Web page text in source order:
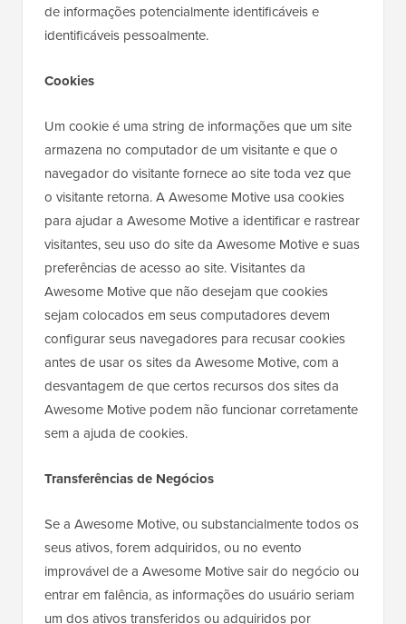
de informações potencialmente identificáveis e
identificáveis pessoalmente.
Cookies
Um cookie é uma string de informações que um site
armazena no computador de um visitante e que o
navegador do visitante fornece ao site toda vez que
o visitante retorna. A Awesome Motive usa cookies
para ajudar a Awesome Motive a identificar e rastrear
visitantes, seu uso do site da Awesome Motive e suas
preferências de acesso ao site. Visitantes da
Awesome Motive que não desejam que cookies
sejam colocados em seus computadores devem
configurar seus navegadores para recusar cookies
antes de usar os sites da Awesome Motive, com a
desvantagem de que certos recursos dos sites da
Awesome Motive podem não funcionar corretamente
sem a ajuda de cookies.
Transferências de Negócios
Se a Awesome Motive, ou substancialmente todos os
seus ativos, forem adquiridos, ou no evento
improvável de a Awesome Motive sair do negócio ou
entrar em falência, as informações do usuário seriam
um dos ativos transferidos ou adquiridos por